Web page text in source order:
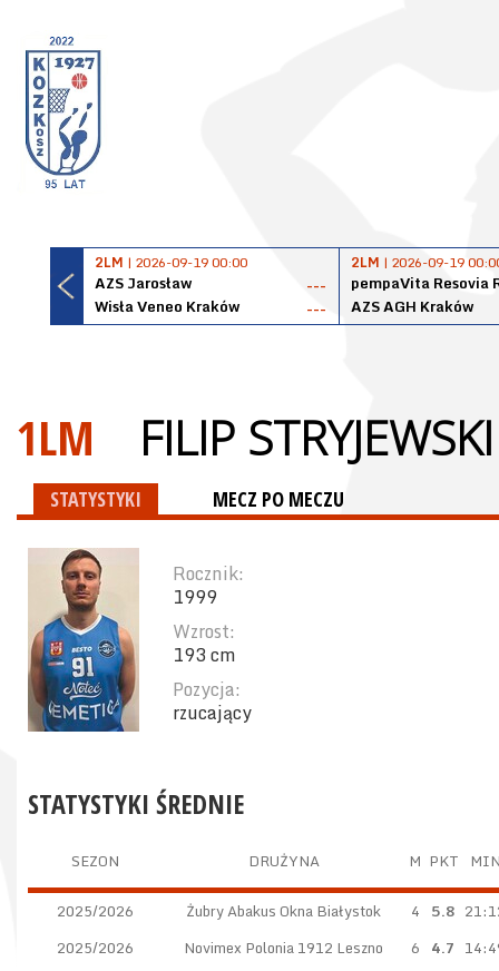
2LM | 2026-09-19 00:00
AZS Jarosław
---
Wisła Veneo Kraków
---
2LM | 2026-09-19
pempaVita Resovia
AZS AGH Kraków
1LM FILIP STRYJEWSKI
STATYSTYKI MECZ PO MECZU
Rocznik:
1999
Wzrost:
193 cm
Pozycja:
rzucający
STATYSTYKI ŚREDNIE
SEZON DRUŻYNA M PKT
2025/2026 Żubry Abakus Okna Białystok 4 5.8
2025/2026
Novimex Polonia 1912 Leszno 6 4.7